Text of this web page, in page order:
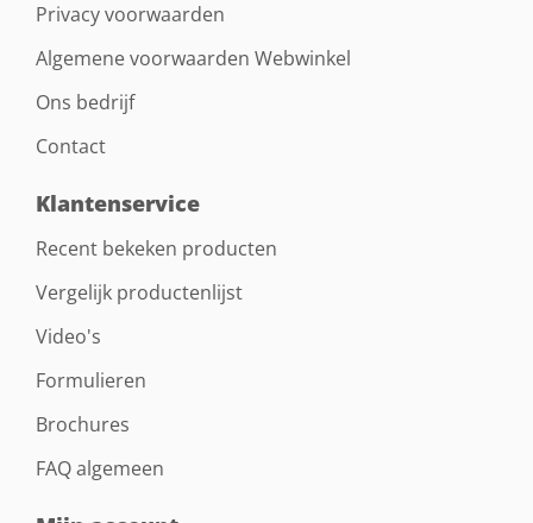
Privacy voorwaarden
Algemene voorwaarden Webwinkel
Ons bedrijf
Contact
Klantenservice
Recent bekeken producten
Vergelijk productenlijst
Video's
Formulieren
Brochures
FAQ algemeen